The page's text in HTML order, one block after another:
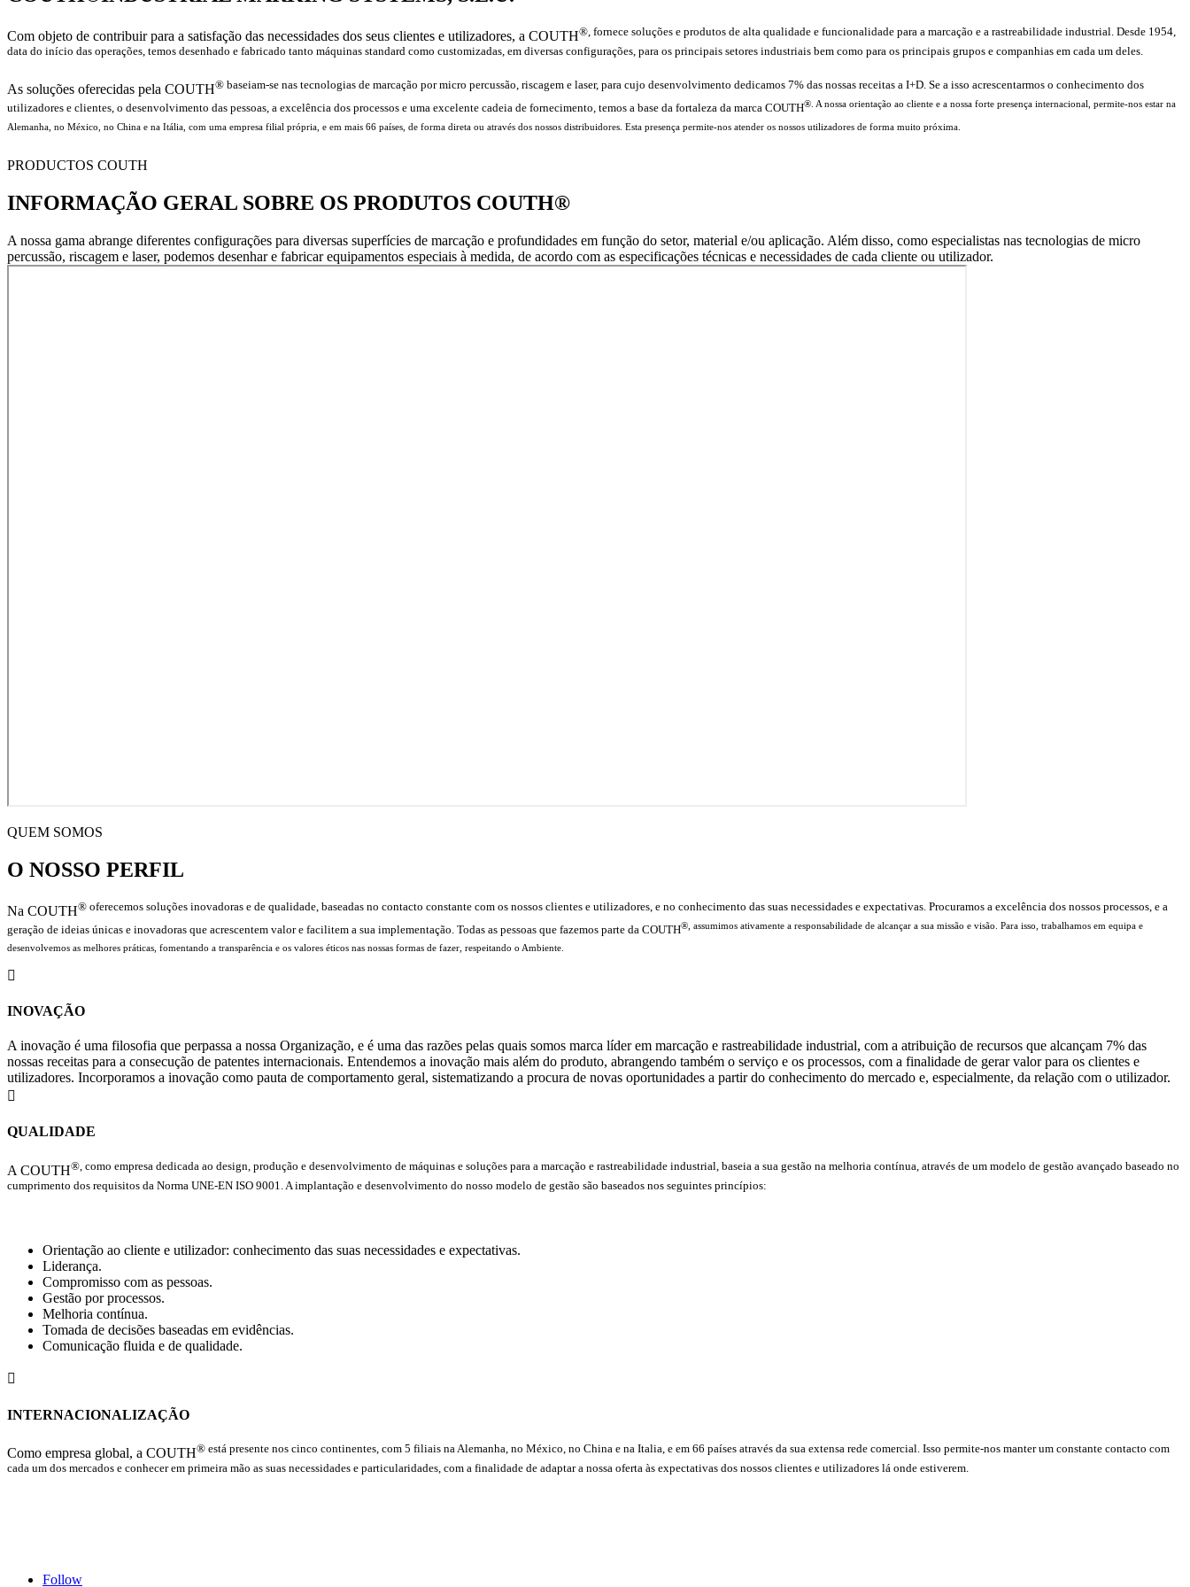
Com objeto de contribuir para a satisfação das necessidades dos seus clientes e utilizadores, a COUTH®, fornece soluções e produtos de alta qualidade e funcionalidade para a marcação e a rastreabilidade industrial. Desde 1954,
data do início das operações, temos desenhado e fabricado tanto máquinas standard como customizadas, em diversas configurações, para os principais setores industriais bem como para os principais grupos e companhias em cada um deles.
As soluções oferecidas pela COUTH® baseiam-se nas tecnologias de marcação por micro percussão, riscagem e laser, para cujo desenvolvimento dedicamos 7% das nossas receitas a I+D. Se a isso acrescentarmos o conhecimento dos
utilizadores e clientes, o desenvolvimento das pessoas, a excelência dos processos e uma excelente cadeia de fornecimento, temos a base da fortaleza da marca COUTH®. A nossa orientação ao cliente e a nossa forte presença internacional, permite-nos estar na
Alemanha, no México, no China e na Itália, com uma empresa filial própria, e em mais 66 países, de forma direta ou através dos nossos distribuidores. Esta presença permite-nos atender os nossos utilizadores de forma muito próxima.
PRODUCTOS COUTH
INFORMAÇÃO GERAL SOBRE OS PRODUTOS COUTH®
A nossa gama abrange diferentes configurações para diversas superfícies de marcação e profundidades em função do setor, material e/ou aplicação. Além disso, como especialistas nas tecnologias de micro
percussão, riscagem e laser, podemos desenhar e fabricar equipamentos especiais à medida, de acordo com as especificações técnicas e necessidades de cada cliente ou utilizador.
QUEM SOMOS
O NOSSO PERFIL
Na COUTH® oferecemos soluções inovadoras e de qualidade, baseadas no contacto constante com os nossos clientes e utilizadores, e no conhecimento das suas necessidades e expectativas. Procuramos a excelência dos nossos processos, e a
geração de ideias únicas e inovadoras que acrescentem valor e facilitem a sua implementação. Todas as pessoas que fazemos parte da COUTH®, assumimos ativamente a responsabilidade de alcançar a sua missão e visão. Para isso, trabalhamos em equipa e
desenvolvemos as melhores práticas, fomentando a transparência e os valores éticos nas nossas formas de fazer, respeitando o Ambiente.

INOVAÇÃO
A inovação é uma filosofia que perpassa a nossa Organização, e é uma das razões pelas quais somos marca líder em marcação e rastreabilidade industrial, com a atribuição de recursos que alcançam 7% das
nossas receitas para a consecução de patentes internacionais. Entendemos a inovação mais além do produto, abrangendo também o serviço e os processos, com a finalidade de gerar valor para os clientes e
utilizadores. Incorporamos a inovação como pauta de comportamento geral, sistematizando a procura de novas oportunidades a partir do conhecimento do mercado e, especialmente, da relação com o utilizador.

QUALIDADE
A COUTH®, como empresa dedicada ao design, produção e desenvolvimento de máquinas e soluções para a marcação e rastreabilidade industrial, baseia a sua gestão na melhoria contínua, através de um modelo de gestão avançado baseado no
cumprimento dos requisitos da Norma UNE-EN ISO 9001. A implantação e desenvolvimento do nosso modelo de gestão são baseados nos seguintes princípios:
Orientação ao cliente e utilizador: conhecimento das suas necessidades e expectativas.
Liderança.
Compromisso com as pessoas.
Gestão por processos.
Melhoria contínua.
Tomada de decisões baseadas em evidências.
Comunicação fluida e de qualidade.

INTERNACIONALIZAÇÃO
Como empresa global, a COUTH® está presente nos cinco continentes, com 5 filiais na Alemanha, no México, no China e na Italia, e em 66 países através da sua extensa rede comercial. Isso permite-nos manter um constante contacto com
cada um dos mercados e conhecer em primeira mão as suas necessidades e particularidades, com a finalidade de adaptar a nossa oferta às expectativas dos nossos clientes e utilizadores lá onde estiverem.
Follow